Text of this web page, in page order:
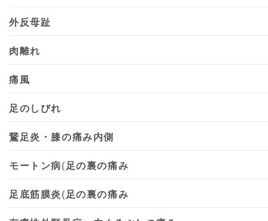
外反母趾
肉離れ
痛風
足のしびれ
鵞足炎・膝の痛み内側
モートン病( 足の裏の痛み
足底筋膜炎( 足の裏の痛み